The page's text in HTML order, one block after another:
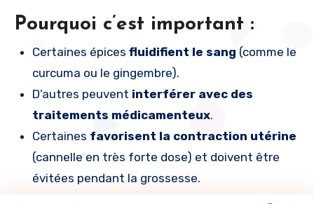
Pourquoi c’est important :
Certaines épices fluidifient le sang (comme le
curcuma ou le gingembre).
D’autres peuvent interférer avec des
traitements médicamenteux.
Certaines favorisent la contraction utérine
(cannelle en très forte dose) et doivent être
évitées pendant la grossesse.